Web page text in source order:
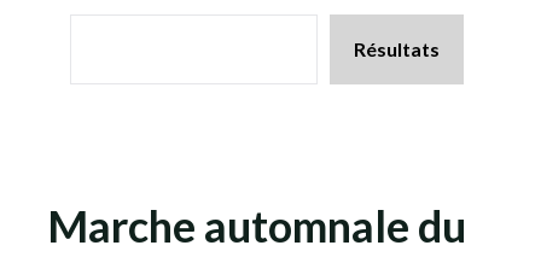
Résultats
Marche automnale du